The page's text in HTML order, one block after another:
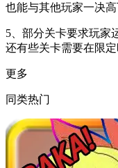
也能与其他玩家一决高
5、部分关卡要求玩家
还有些关卡需要在限定
更多
同类热门